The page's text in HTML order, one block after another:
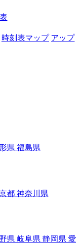
時刻表マップ アップ
県 福島県
都 神奈川県
県 岐阜県 静岡県 愛